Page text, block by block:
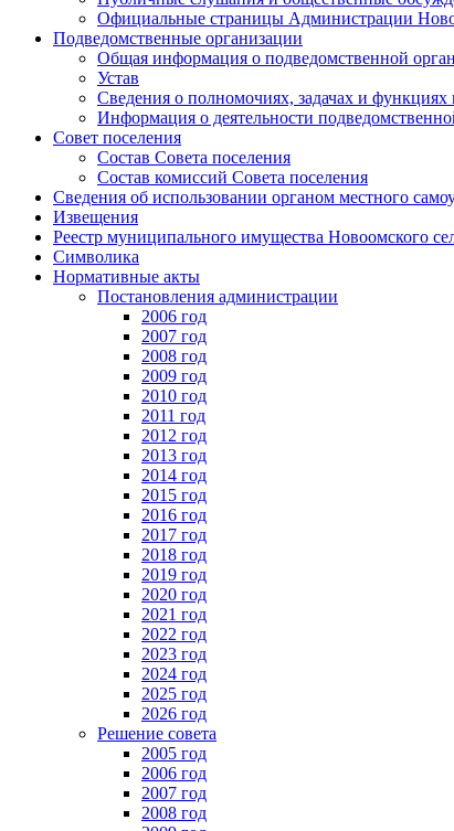
Официальные страницы Администрации
Подведомственные организации
Общая информация о подведомственной
Устав
Сведения о полномочиях, задачах и
Информация о деятельности
Совет поселения
Состав Совета поселения
Состав комиссий Совета поселения
Сведения об использовании органом местного
Извещения
Реестр муниципального имущества Новоомского
Символика
Нормативные акты
Постановления администрации
2006 год
2007 год
2008 год
2009 год
2010 год
2011 год
2012 год
2013 год
2014 год
2015 год
2016 год
2017 год
2018 год
2019 год
2020 год
2021 год
2022 год
2023 год
2024 год
2025 год
2026 год
Решение совета
2005 год
2006 год
2007 год
2008 год